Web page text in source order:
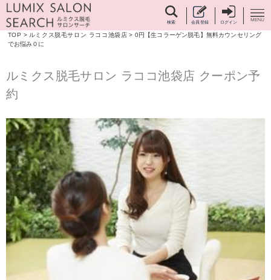
検索 会員登録 ログイン
TOP > ルミクス脱毛サロン ラココ池袋店 > 0円【生コラーゲン脱毛】無料カウンセリング
でお悩み０に
ルミクス脱毛サロン ラココ池袋店 クーポン予
約